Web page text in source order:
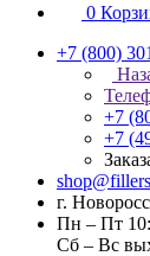
0
+7 (800)
+7
+7
г.
Пн – Пт
Сб – Вс